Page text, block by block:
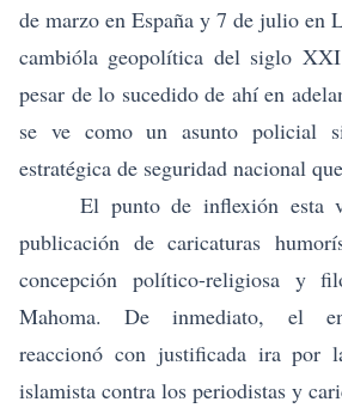
de marzo en España y 7 de julio en
cambióla geopolítica del siglo
pesar de lo sucedido de ahí en
se ve como un asunto policial
estratégica de seguridad nacional
El punto de inflexión esta
publicación de caricaturas
concepción político-religiosa y
Mahoma. De inmediato, el
reaccionó con justificada ira por
islamista contra los periodistas y